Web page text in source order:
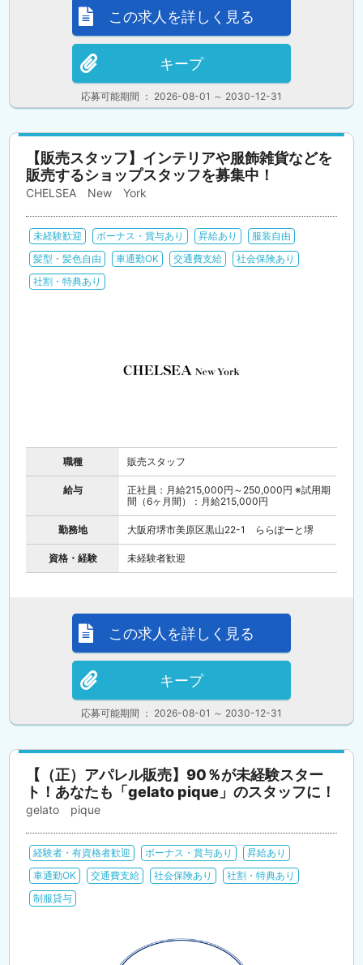
応募可能期間 ： 2026-08-01 ～ 2030-12-31
この求人を詳しく見る
キープ
【販売スタッフ】インテリアや服飾雑貨などを
販売するショップスタッフを募集中！
CHELSEA New York
未経験歓迎 ボーナス・賞与あり 昇給あり
服装自由
髪型・髪色自由
車通勤OK 交通費支給
社会保険あり
社割・特典あり
職種 販売スタッフ
給与
正社員：月給215,000円～250,000円 ※試用期
間（6ヶ月間）：月給215,000円
勤務地 大阪府堺市美原区黒山22-1 ららぽーと堺
資格・経験 未経験者歓迎
応募可能期間 ： 2026-08-01 ～ 2030-12-31
この求人を詳しく見る
キープ
【（正）アパレル販売】90％が未経験スター
ト！あなたも「gelato pique」のスタッフに！
gelato pique
経験者・有資格者歓迎 ボーナス・賞与あり
昇給あり
車通勤OK
交通費支給 社会保険あり
社割・特典あり
制服貸与